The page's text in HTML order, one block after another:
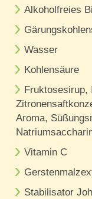
Alkoholfreies
Wasser
Kohlensäure
Aroma,
Vitamin C
Stabilisator